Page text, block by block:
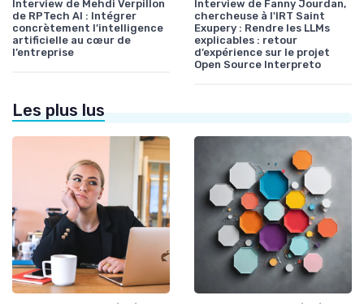
Interview de Mehdi Verpillon
de RPTech AI : Intégrer
concrètement l’intelligence
artificielle au cœur de
l’entreprise
Interview de Fanny Jourdan,
chercheuse à l'IRT Saint
Exupery : Rendre les LLMs
explicables : retour
d’expérience sur le projet
Open Source Interpreto
Les plus lus